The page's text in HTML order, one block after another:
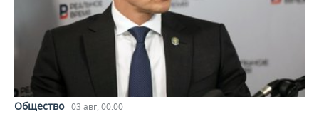
Общество 03 авг, 00:00